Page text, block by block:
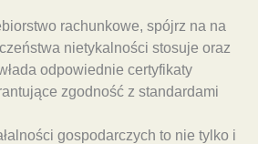
rachunkowe, spójrz na na
nietykalności stosuje oraz
odpowiednie certyfikaty
zgodność z standardami
gospodarczych to nie tylko i